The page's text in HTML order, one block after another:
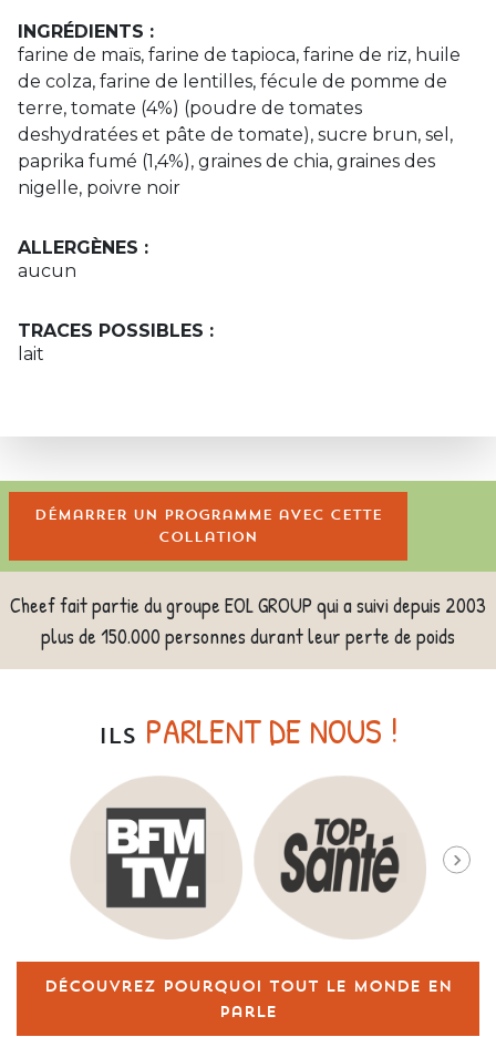
INGRÉDIENTS :
farine de maïs, farine de tapioca, farine de riz, huile
de colza, farine de lentilles, fécule de pomme de
terre, tomate (4%) (poudre de tomates
deshydratées et pâte de tomate), sucre brun, sel,
paprika fumé (1,4%), graines de chia, graines des
nigelle, poivre noir
ALLERGÈNES :
aucun
TRACES POSSIBLES :
lait
Démarrer un programme avec cette
collation
Cheef fait partie du groupe EOL GROUP qui a suivi depuis 2003
plus de 150.000 personnes durant leur perte de poids
ILS PARLENT DE NOUS !
Découvrez pourquoi tout le monde en
parle